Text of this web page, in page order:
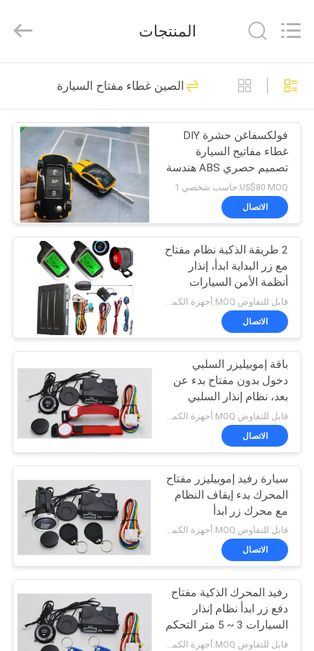
منزل،
بيت
منتجات
معلومات
جولة
في
المعمل
مراقبة
الجودة
اتصل
أخبار
اطلب
اقتباس
خريطة
الموقع
Technology
Rights
باب خلفي، رفع، كيتس
166
الباب الخلفي التلقائي
رفع
145
قوة رفع الباب الخلفي
55
باب خلفي كهربائي
54
المنتجات
الصين غطاء مفتاح السيارة
فولكسفاغن حشرة DIY
غطاء مفاتيح السيارة
تصميم حصري ABS هندسة
مواد بلاستيكية
US$80 MOQ:حاسب شخصي 1
الاتصال
2 طريقة الذكية نظام مفتاح
مع زر البداية ابدأ، إنذار
أنظمة الأمن السيارات
الاتصال
باقة إموبيليزر السلبي
دخول بدون مفتاح بدء عن
بعد، نظام إنذار السلبي
السيارات
الاتصال
سيارة رفيد إموبيليزر مفتاح
المحرك بدء إيقاف النظام
مع محرك زر ابدأ
قابل للتفاوض MOQ:أجهزة الكمبيوتر 1
الاتصال
رفيد المحرك الذكية مفتاح
دفع زر ابدأ نظام إنذار
السيارات 3 ~ 5 متر التحكم
المسافة
قابل للتفاوض MOQ:أجهزة الكمبيوتر 1